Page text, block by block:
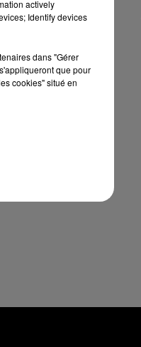
Femme Like U
actively
Identify devices
dans "Gérer
que pour
cookies" situé en